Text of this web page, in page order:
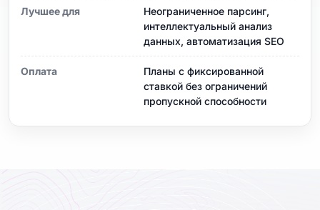
Лучшее для
Неограниченное парсинг,
интеллектуальный анализ
данных, автоматизация SEO
Оплата
Планы с фиксированной
ставкой без ограничений
пропускной способности